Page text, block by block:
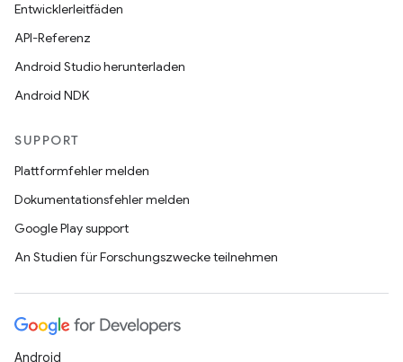
Entwicklerleitfäden
API-Referenz
Android Studio herunterladen
Android NDK
SUPPORT
Plattformfehler melden
Dokumentationsfehler melden
Google Play support
An Studien für Forschungszwecke teilnehmen
Android